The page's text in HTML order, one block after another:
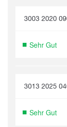
3003 2020
Sehr Gut
3013 2025
Sehr Gut